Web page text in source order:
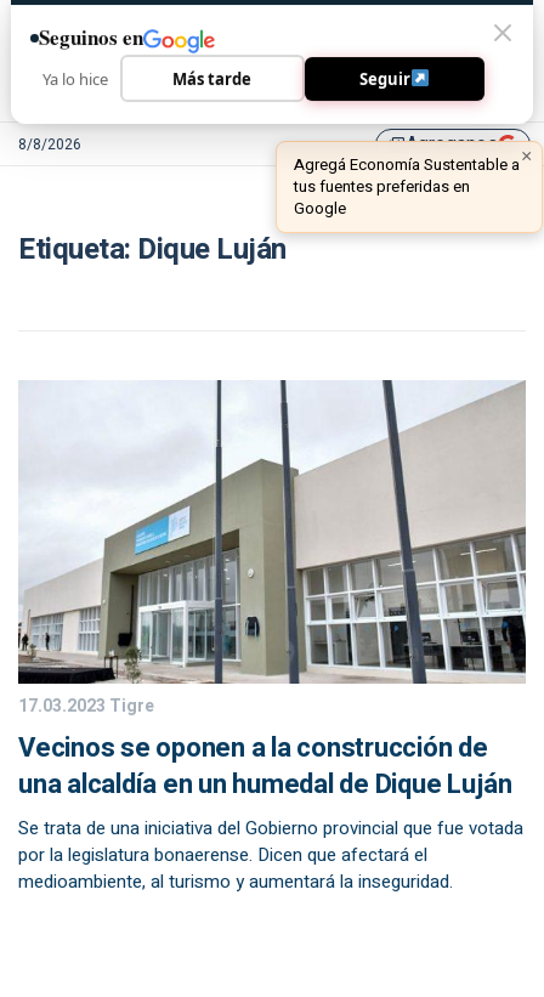
8/8/2026 library_addAgreganos ×
Agregá Economía Sustentable a
tus fuentes preferidas en
Google
Etiqueta: Dique Luján
17.03.2023 Tigre
Vecinos se oponen a la construcción de
una alcaldía en un humedal de Dique Luján
Se trata de una iniciativa del Gobierno provincial que fue votada
por la legislatura bonaerense. Dicen que afectará el
medioambiente, al turismo y aumentará la inseguridad.
Seguinos en
Ya lo hice Más tarde Seguir